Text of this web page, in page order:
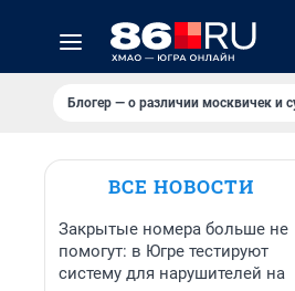
Блогер — о различии москвичек и
ВСЕ НОВОСТИ
Закрытые номера больше не
помогут: в Югре тестируют
систему для нарушителей на